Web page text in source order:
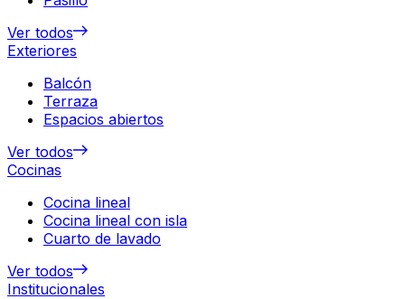
Ver todos
Exteriores
Balcón
Terraza
Espacios abiertos
Ver todos
Cocinas
Cocina lineal
Cocina lineal con isla
Cuarto de lavado
Ver todos
Institucionales